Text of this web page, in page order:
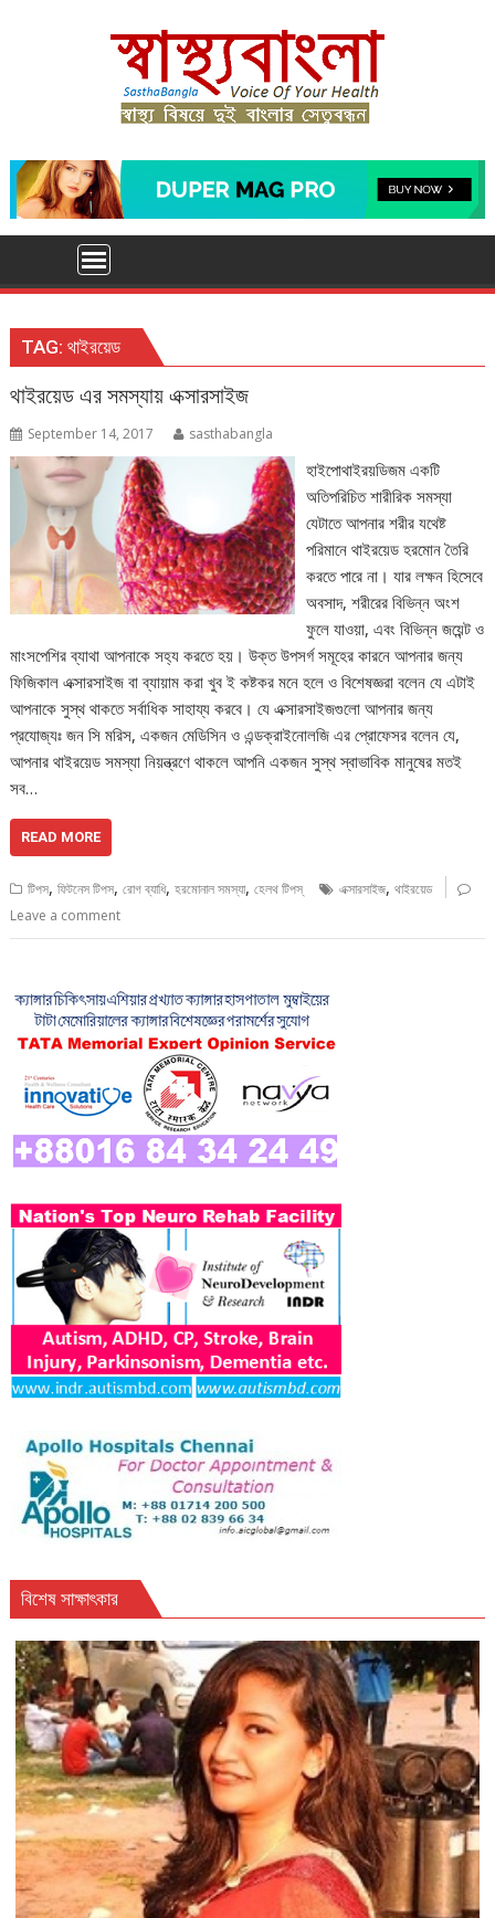
TAG:থাইরয়েড
থাইরয়েড এর সমস্যায় এক্সারসাইজ
September 14, 2017 sasthabangla
হাইপোথাইরয়ডিজম একটি
অতিপরিচিত শারীরিক সমস্যা
যেটাতে আপনার শরীর যথেষ্ট
পরিমানে থাইরয়েড হরমোন তৈরি
করতে পারে না। যার লক্ষন হিসেবে
অবসাদ, শরীরের বিভিন্ন অংশ
ফুলে যাওয়া, এবং বিভিন্ন জয়েন্ট ও
মাংসপেশির ব্যাথা আপনাকে সহ্য করতে হয়। উক্ত উপসর্গ সমূহের কারনে আপনার জন্য
ফিজিকাল এক্সারসাইজ বা ব্যায়াম করা খুব ই কষ্টকর মনে হলে ও বিশেষজ্ঞরা বলেন যে এটাই
আপনাকে সুস্থ থাকতে সর্বাধিক সাহায্য করবে। যে এক্সারসাইজগুলো আপনার জন্য
প্রযোজ্যঃ জন সি মরিস, একজন মেডিসিন ও এন্ডক্রাইনোলজি এর প্রোফেসর বলেন যে,
আপনার থাইরয়েড সমস্যা নিয়ন্ত্রণে থাকলে আপনি একজন সুস্থ স্বাভাবিক মানুষের মতই
সব…
READ MORE
টিপস,ফিটনেস টিপস,রোগ ব্যাধি,হরমোনাল সমস্যা,হেলথ টিপস্ এক্সারসাইজ,থাইরয়েড
Leave a comment
বিশেষ সাক্ষাৎকার